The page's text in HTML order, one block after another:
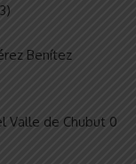
Benítez
Valle de Chubut 0